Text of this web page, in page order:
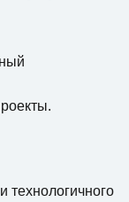
технологичного